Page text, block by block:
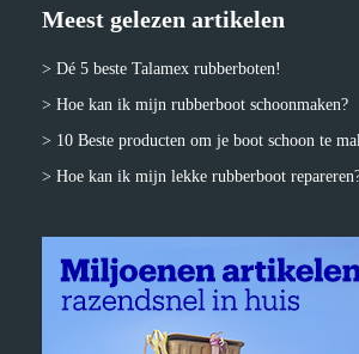
Meest gelezen artikelen
> Dé 5 beste Talamex rubberboten!
> Hoe kan ik mijn rubberboot schoonmaken?
> 10 Beste producten om je boot schoon te
> Hoe kan ik mijn lekke rubberboot